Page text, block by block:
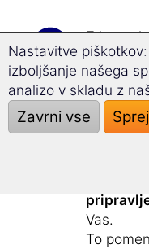
Z
bolje
Vas.
To
Nastavitve
izboljšanje našega
analizo v skladu z
Zavrni vse